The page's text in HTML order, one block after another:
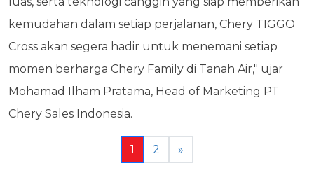
kemudahan dalam setiap perjalanan, Chery TIGGO
Cross akan segera hadir untuk menemani setiap
momen berharga Chery Family di Tanah Air," ujar
Mohamad Ilham Pratama, Head of Marketing PT
Chery Sales Indonesia.
1 2 »